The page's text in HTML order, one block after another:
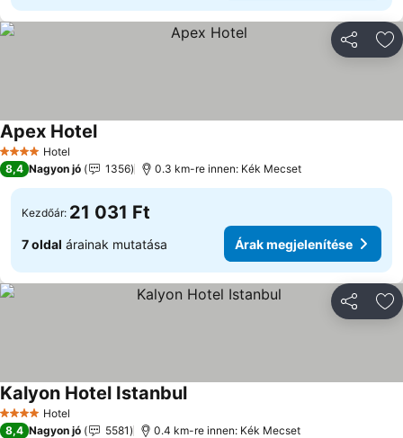
4 KategóriaHotel
Apex Hotel
8,4 Nagyon jó 1356 0.3 km-re innen: Kék Mecset
Kezdőár: 21 031 Ft
7 oldal árainak mutatása Árak megjelenítése
4 KategóriaHotel
Kalyon Hotel Istanbul
8,4 Nagyon jó 5581 0.4 km-re innen: Kék Mecset